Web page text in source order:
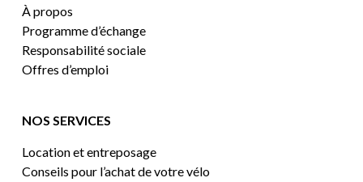
À propos
Programme d’échange
Responsabilité sociale
Offres d’emploi
NOS SERVICES
Location et entreposage
Conseils pour l’achat de votre vélo